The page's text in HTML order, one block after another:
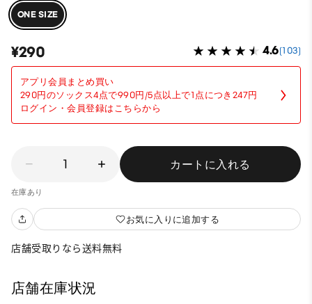
ONE SIZE
¥290 4.6(103)
アプリ会員まとめ買い
290円のソックス4点で990円/5点以上で1点につき247円
ログイン・会員登録はこちらから
1 カートに入れる
在庫あり
お気に入りに追加する
店舗受取りなら送料無料
店舗在庫状況